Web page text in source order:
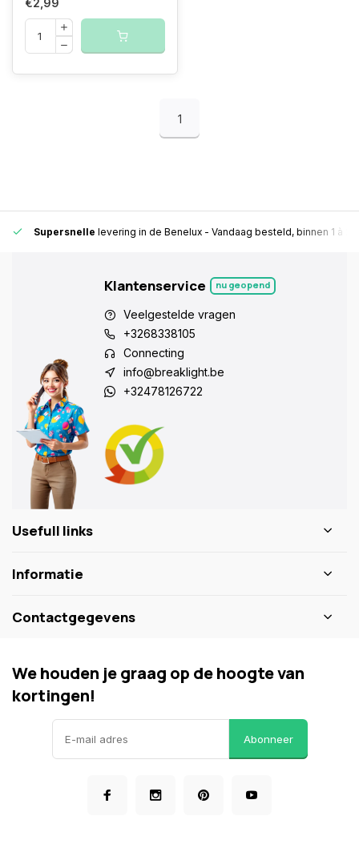
€2,99
1
Supersnelle levering in de Benelux - Vandaag besteld, binnen 1 à 2
Klantenservice nu geopend
Veelgestelde vragen
+3268338105
Connecting
info@breaklight.be
+32478126722
Usefull links
Informatie
Contactgegevens
We houden je graag op de hoogte van
kortingen!
Abonneer